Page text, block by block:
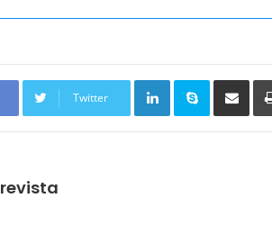
Twitter
Linkedin Skype
revista